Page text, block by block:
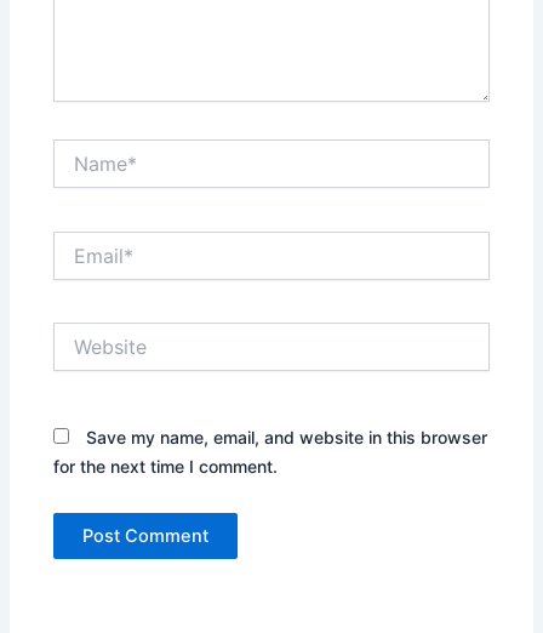
Save my name, email, and website in this browser
for the next time I comment.